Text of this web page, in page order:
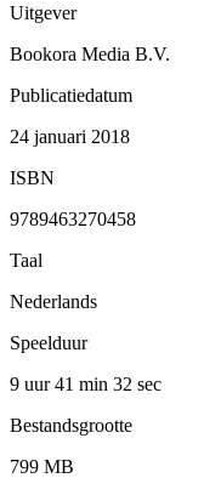
Uitgever
Bookora Media B.V.
Publicatiedatum
24 januari 2018
ISBN
9789463270458
Taal
Nederlands
Speelduur
9 uur 41 min 32 sec
Bestandsgrootte
799 MB